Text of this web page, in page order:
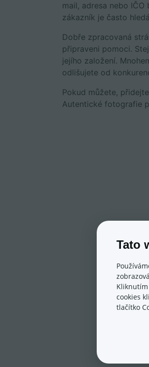
mail, adresa nebo
zákazník je často
Dobře zpracovaná
připraveni pomoci.
jejího založení.
odlišujete od
Pokud můžete,
Autentické fotografie
Tato
cookies
tlačítko